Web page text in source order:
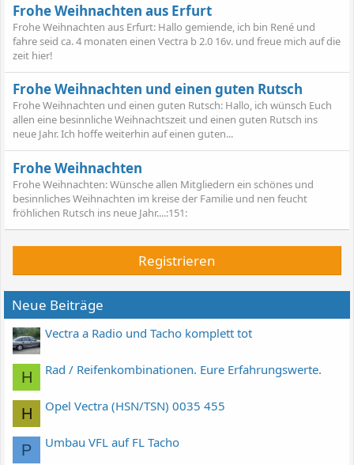
Frohe Weihnachten aus Erfurt
Frohe Weihnachten aus Erfurt: Hallo gemiende, ich bin René und
fahre seid ca. 4 monaten einen Vectra b 2.0 16v. und freue mich auf die
zeit hier!
Frohe Weihnachten und einen guten Rutsch
Frohe Weihnachten und einen guten Rutsch: Hallo, ich wünsch Euch
allen eine besinnliche Weihnachtszeit und einen guten Rutsch ins
neue Jahr. Ich hoffe weiterhin auf einen guten...
Frohe Weihnachten
Frohe Weihnachten: Wünsche allen Mitgliedern ein schönes und
besinnliches Weihnachten im kreise der Familie und nen feucht
fröhlichen Rutsch ins neue Jahr....:151:
Registrieren
Neue Beiträge
Vectra a Radio und Tacho komplett tot
H Rad / Reifenkombinationen. Eure Erfahrungswerte.
H Opel Vectra (HSN/TSN) 0035 455
P Umbau VFL auf FL Tacho